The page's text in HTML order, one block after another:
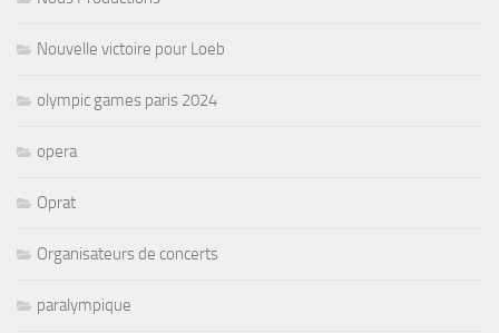
Nouvelle victoire pour Loeb
olympic games paris 2024
opera
Oprat
Organisateurs de concerts
paralympique